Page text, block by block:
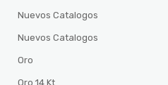
Nuevos Catalogos
Nuevos Catalogos
Oro
Oro 14 Kt